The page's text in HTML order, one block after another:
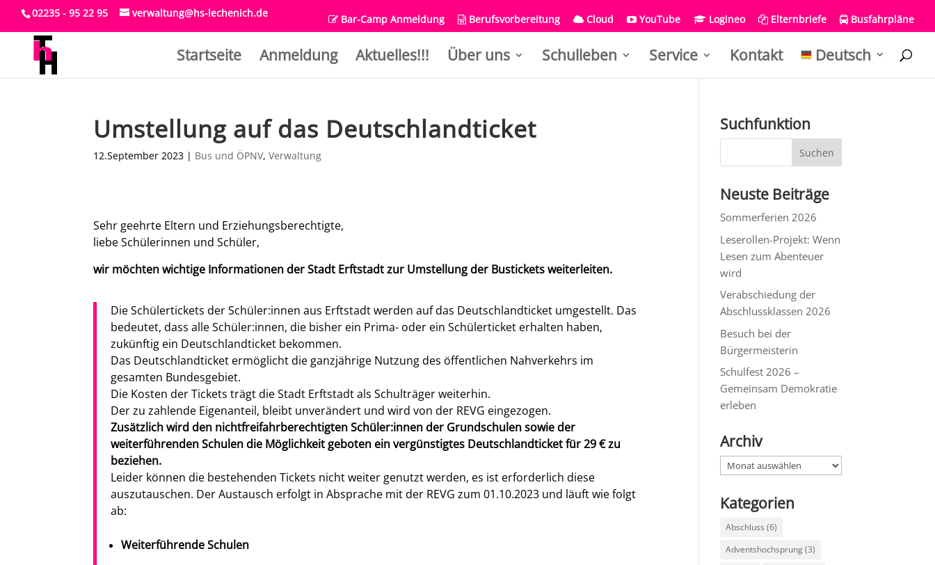
02235 - 95 22 95 verwaltung@hs-lechenich.de Bar-Camp Anmeldung Berufsvorbereitung Cloud YouTube Logineo Elternbriefe Busfahrpläne
Startseite Anmeldung Aktuelles!!! Über uns Schulleben Service Kontakt Deutsch
Umstellung auf das Deutschlandticket
12.September 2023 | Bus und ÖPNV,Verwaltung
Sehr geehrte Eltern und Erziehungsberechtigte,
liebe Schülerinnen und Schüler,
wir möchten wichtige Informationen der Stadt Erftstadt zur Umstellung der Bustickets weiterleiten.
Die Schülertickets der Schüler:innen aus Erftstadt werden auf das Deutschlandticket umgestellt. Das
bedeutet, dass alle Schüler:innen, die bisher ein Prima- oder ein Schülerticket erhalten haben,
zukünftig ein Deutschlandticket bekommen.
Das Deutschlandticket ermöglicht die ganzjährige Nutzung des öffentlichen Nahverkehrs im
gesamten Bundesgebiet.
Die Kosten der Tickets trägt die Stadt Erftstadt als Schulträger weiterhin.
Der zu zahlende Eigenanteil, bleibt unverändert und wird von der REVG eingezogen.
Zusätzlich wird den nichtfreifahrberechtigten Schüler:innen der Grundschulen sowie der
weiterführenden Schulen die Möglichkeit geboten ein vergünstigtes Deutschlandticket für 29 € zu
beziehen.
Leider können die bestehenden Tickets nicht weiter genutzt werden, es ist erforderlich diese
auszutauschen. Der Austausch erfolgt in Absprache mit der REVG zum 01.10.2023 und läuft wie folgt
ab:
Weiterführende Schulen
Suchfunktion
Neuste Beiträge
Sommerferien 2026
Leserollen-Projekt: Wenn
Lesen zum Abenteuer
wird
Verabschiedung der
Abschlussklassen 2026
Besuch bei der
Bürgermeisterin
Schulfest 2026 –
Gemeinsam Demokratie
erleben
Archiv
Archiv
Kategorien
Abschluss (6)
Adventshochsprung(3)